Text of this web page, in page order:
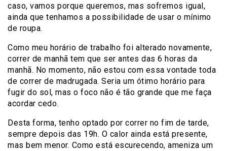
caso, vamos porque queremos, mas sofremos igual,
ainda que tenhamos a possibilidade de usar o mínimo
de roupa.
Como meu horário de trabalho foi alterado novamente,
correr de manhã tem que ser antes das 6 horas da
manhã. No momento, não estou com essa vontade toda
de correr de madrugada. Seria um ótimo horário para
fugir do sol, mas o foco não é tão grande que me faça
acordar cedo.
Desta forma, tenho optado por correr no fim de tarde,
sempre depois das 19h. O calor ainda está presente,
mas bem menor. Como está escurecendo, ameniza um